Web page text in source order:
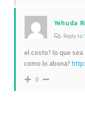
Yehuda
Reply to
el costo? lo que
como lo abona?
0